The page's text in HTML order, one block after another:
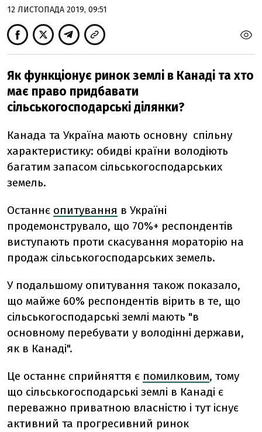
12 ЛИСТОПАДА 2019, 09:51
Як функціонує ринок землі в Канаді та хто
має право придбавати
сільськогосподарські ділянки?
Канада та Україна мають основну спільну
характеристику: обидві країни володіють
багатим запасом сільськогосподарських
земель.
Останнє опитування в Україні
продемонструвало, що 70%+ респондентів
виступають проти скасування мораторію на
продаж сільськогосподарських земель.
У подальшому опитування також показало,
що майже 60% респондентів вірить в те, що
сільськогосподарські землі мають "в
основному перебувати у володінні держави,
як в Канаді".
Це останнє сприйняття є помилковим, тому
що сільськогосподарські землі в Канаді є
переважно приватною власністю і тут існує
активний та прогресивний ринок